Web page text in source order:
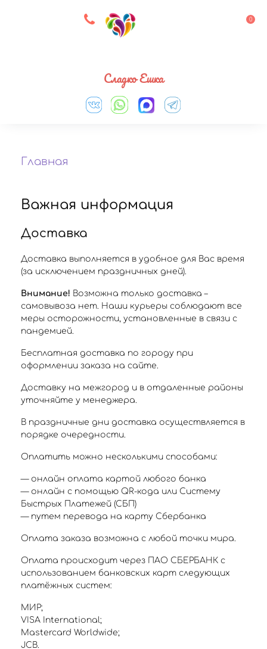
8 927 083 33 05 0
Сладко Ешка
Главная
Важная информация
Доставка
Доставка выполняется в удобное для Вас время
(за исключением праздничных дней).
Внимание! Возможна только доставка –
самовывоза нет. Наши курьеры соблюдают все
меры осторожности, установленные в связи с
пандемией.
Бесплатная доставка по городу при
оформлении заказа на сайте.
Доставку на межгород и в отдаленные районы
уточняйте у менеджера.
В праздничные дни доставка осуществляется в
порядке очередности.
Оплатить можно несколькими способами:
— онлайн оплата картой любого банка
— онлайн с помощью QR-кода или Систему
Быстрых Платежей (СБП)
— путем перевода на карту Сбербанка
Оплата заказа возможна с любой точки мира.
Оплата происходит через ПАО СБЕРБАНК с
использованием банковских карт следующих
платёжных систем:
МИР;
VISA International;
Mastercard Worldwide;
JCB.